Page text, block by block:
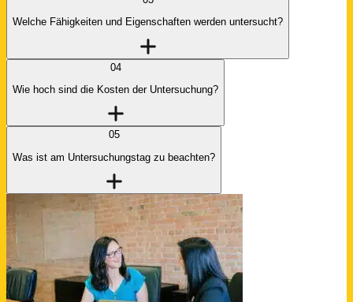
Welche Fähigkeiten und Eigenschaften werden untersucht?
04
Wie hoch sind die Kosten der Untersuchung?
05
Was ist am Untersuchungstag zu beachten?